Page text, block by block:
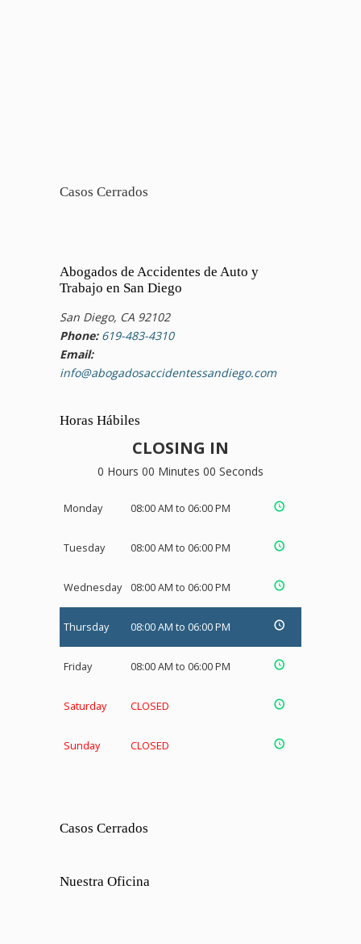
Casos Cerrados
Abogados de Accidentes de Auto y
Trabajo en San Diego
San Diego, CA 92102
Phone: 619-483-4310
Email:
info@abogadosaccidentessandiego.com
Horas Hábiles
CLOSING IN
0 Hours 00 Minutes 00 Seconds
Monday 08:00 AM to 06:00 PM
Tuesday 08:00 AM to 06:00 PM
Wednesday 08:00 AM to 06:00 PM
Thursday 08:00 AM to 06:00 PM
Friday 08:00 AM to 06:00 PM
Saturday CLOSED
Sunday CLOSED
Casos Cerrados
Nuestra Oficina